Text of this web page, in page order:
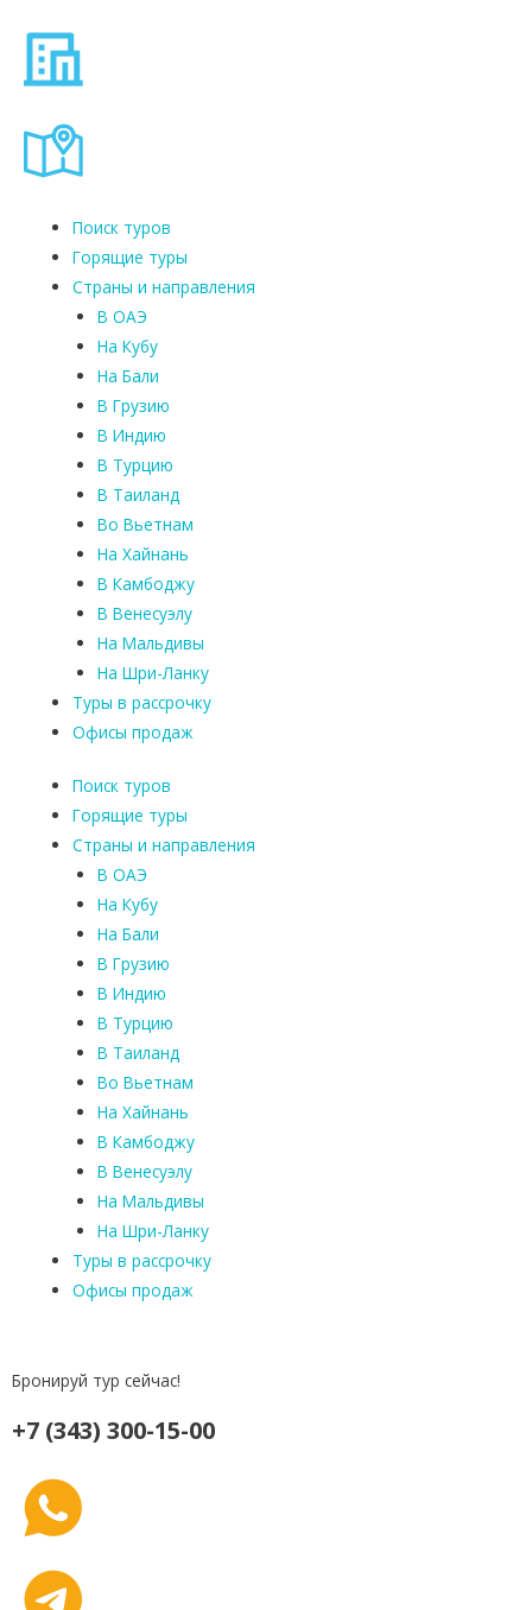
Поиск туров
Горящие туры
Страны и направления
В ОАЭ
На Кубу
На Бали
В Грузию
В Индию
В Турцию
В Таиланд
Во Вьетнам
На Хайнань
В Камбоджу
В Венесуэлу
На Мальдивы
На Шри-Ланку
Туры в рассрочку
Офисы продаж
Поиск туров
Горящие туры
Страны и направления
В ОАЭ
На Кубу
На Бали
В Грузию
В Индию
В Турцию
В Таиланд
Во Вьетнам
На Хайнань
В Камбоджу
В Венесуэлу
На Мальдивы
На Шри-Ланку
Туры в рассрочку
Офисы продаж
Бронируй тур сейчас!
+7 (343) 300-15-00